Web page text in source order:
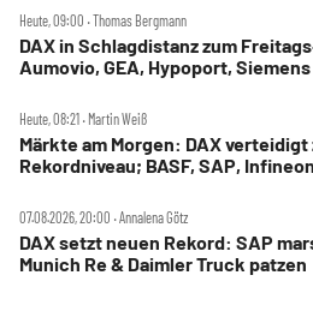
Heute, 09:00 ‧ Thomas Bergmann
DAX in Schlagdistanz zum
Aumovio, GEA, Hypoport,
Heute, 08:21 ‧ Martin Weiß
Märkte am Morgen: DAX
Rekordniveau; BASF, SAP,
07.08.2026, 20:00 ‧ Annalena Götz
DAX setzt neuen Rekord: SAP
Munich Re & Daimler Truck patzen